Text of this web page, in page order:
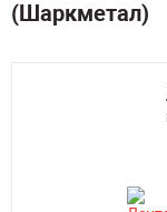
(Шаркметал)